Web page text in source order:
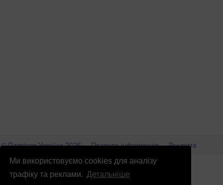
Ми використовуємо cookies для аналізу
трафіку та реклами. Детальніше
© Патріоти України 2026 Правова інформація
Реклама
info@patrioty.org.ua